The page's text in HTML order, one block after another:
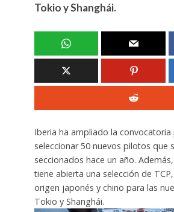
Tokio y Shanghái.
Iberia ha ampliado la convocatoria
seleccionar 50 nuevos pilotos que
seccionados hace un año.
tiene abierta una selección de
origen japonés y chino para las
Tokio y Shanghái.